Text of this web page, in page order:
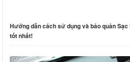
Hướng dẫn cách sử dụng và bảo quản
tốt nhất!